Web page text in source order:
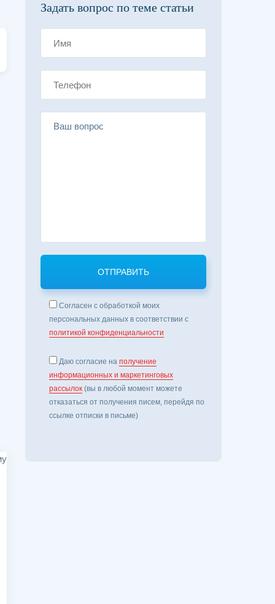
Задать вопрос по теме статьи
Согласен с обработкой моих
персональных данных в соответствии с
политикой конфиденциальности
Даю согласие на получение
информационных и маркетинговых
рассылок (вы в любой момент можете
отказаться от получения писем, перейдя по
ссылке отписки в письме)